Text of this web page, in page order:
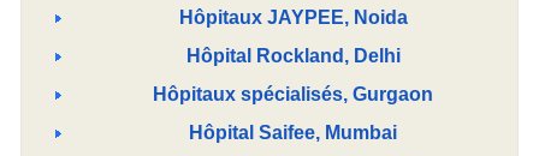
Hôpitaux JAYPEE, Noida
Hôpital Rockland, Delhi
Hôpitaux spécialisés, Gurgaon
Hôpital Saifee, Mumbai